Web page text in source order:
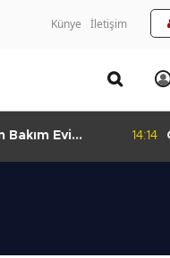
Künye İletişim
Evi
14:14